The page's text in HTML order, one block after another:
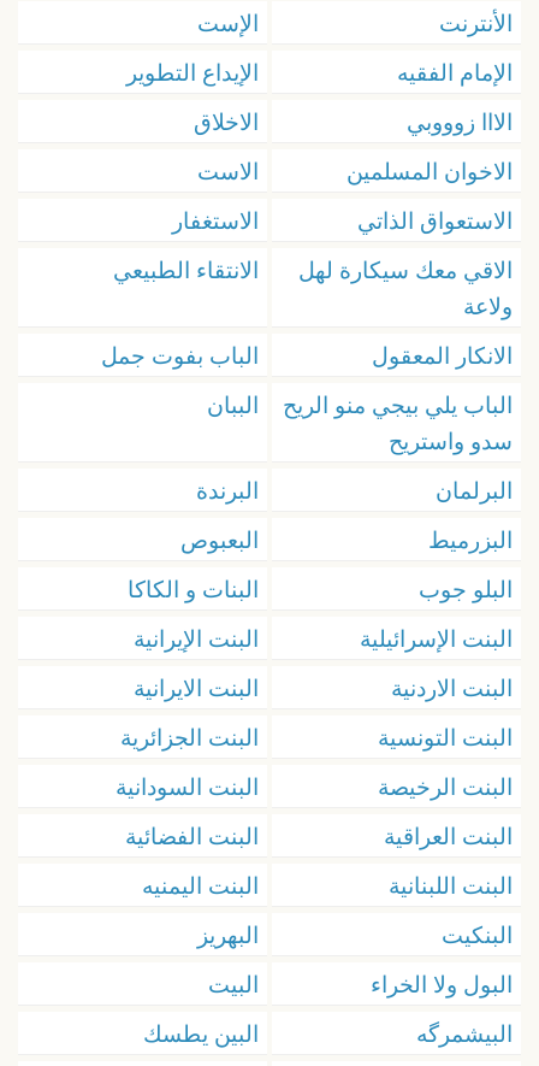
الأنترنت
الإست
الإمام الفقيه
الإيداع التطوير
الااا زوووبي
الاخلاق
الاخوان المسلمين
الاست
الاستعواق الذاتي
الاستغفار
الاقي معك سيكارة لهل
ولاعة
الانتقاء الطبيعي
الانكار المعقول
الباب بفوت جمل
الباب يلي بيجي منو الريح
سدو واستريح
الببان
البرلمان
البرندة
البزرميط
البعبوص
البلو جوب
البنات و الكاكا
البنت الإسرائيلية
البنت الإيرانية
البنت الاردنية
البنت الايرانية
البنت التونسية
البنت الجزائرية
البنت الرخيصة
البنت السودانية
البنت العراقية
البنت الفضائية
البنت اللبنانية
البنت اليمنيه
البنكيت
البهريز
البول ولا الخراء
البيت
البيشمرگه
البين يطسك